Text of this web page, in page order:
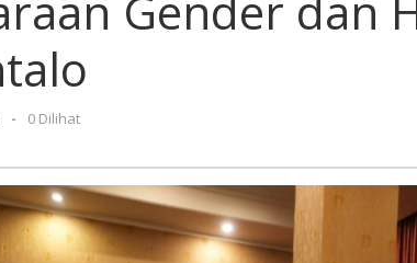
Kunci
Kesetaraan
Gender
dan
Anak
Gorontalo
oleh
-
0 Dilihat